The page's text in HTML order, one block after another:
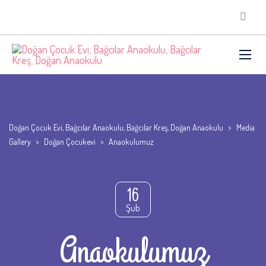
Doğan Çocuk Evi, Bağcılar Anaokulu, Bağcılar Kreş, Doğan Anaokulu > Media
Gallery > Doğan Çocukevi > Anaokulumuz
16
Şub
Anaokulumuz